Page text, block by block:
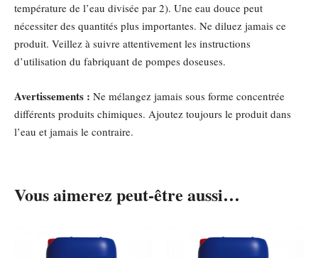
température de l’eau divisée par 2). Une eau douce peut
nécessiter des quantités plus importantes. Ne diluez jamais ce
produit. Veillez à suivre attentivement les instructions
d’utilisation du fabriquant de pompes doseuses.
Avertissements : Ne mélangez jamais sous forme concentrée
différents produits chimiques. Ajoutez toujours le produit dans
l’eau et jamais le contraire.
Vous aimerez peut-être aussi…